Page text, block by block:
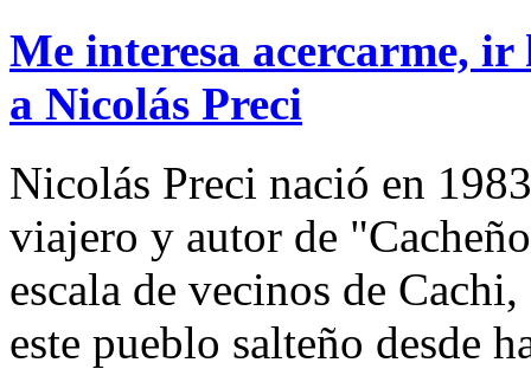
Me interesa acercarme,
a Nicolás Preci
Nicolás Preci nació en
viajero y autor de
escala de vecinos de
este pueblo salteño desde